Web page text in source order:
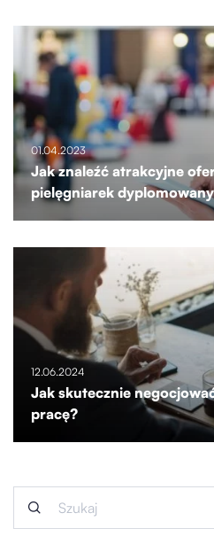
01.04.2023
Jak znaleźć atrakcyjne
pielęgniarek
12.06.2024
Jak skutecznie
pracę?